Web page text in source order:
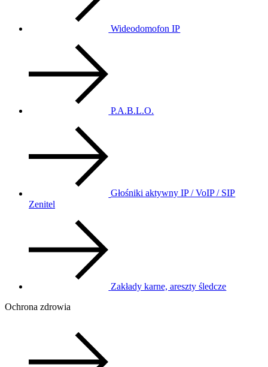
Wideodomofon IP
P.A.B.L.O.
Głośniki aktywny IP / VoIP / SIP
Zenitel
Zakłady karne, areszty śledcze
Ochrona zdrowia